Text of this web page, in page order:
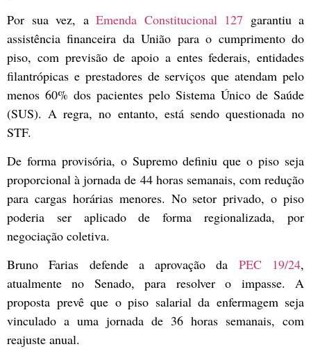
Por sua vez, a Emenda Constitucional 127 garantiu a
assistência financeira da União para o cumprimento do
piso, com previsão de apoio a entes federais, entidades
filantrópicas e prestadores de serviços que atendam pelo
menos 60% dos pacientes pelo Sistema Único de Saúde
(SUS). A regra, no entanto, está sendo questionada no
STF.
De forma provisória, o Supremo definiu que o piso seja
proporcional à jornada de 44 horas semanais, com redução
para cargas horárias menores. No setor privado, o piso
poderia ser aplicado de forma regionalizada, por
negociação coletiva.
Bruno Farias defende a aprovação da PEC 19/24,
atualmente no Senado, para resolver o impasse. A
proposta prevê que o piso salarial da enfermagem seja
vinculado a uma jornada de 36 horas semanais, com
reajuste anual.